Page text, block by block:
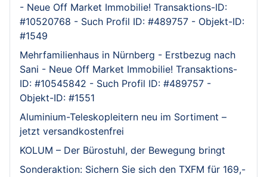
- Neue Off Market Immobilie! Transaktions-ID:
#10520768 - Such Profil ID: #489757 - Objekt-ID:
#1549
Mehrfamilienhaus in Nürnberg - Erstbezug nach
Sani - Neue Off Market Immobilie! Transaktions-
ID: #10545842 - Such Profil ID: #489757 -
Objekt-ID: #1551
Aluminium-Teleskopleitern neu im Sortiment –
jetzt versandkostenfrei
KOLUM – Der Bürostuhl, der Bewegung bringt
Sonderaktion: Sichern Sie sich den TXFM für 169,-